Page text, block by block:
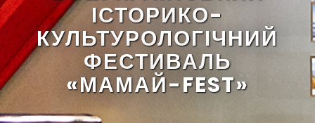
ІСТОРИКО-
КУЛЬТУРОЛОГІЧНИЙ
ФЕСТИВАЛЬ
«МАМАЙ-FEST»